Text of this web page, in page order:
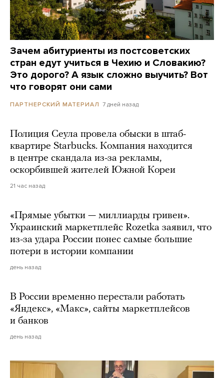
Зачем абитуриенты из постсоветских
стран едут учиться в Чехию и Словакию?
Это дорого? А язык сложно выучить? Вот
что говорят они сами
ПАРТНЕРСКИЙ МАТЕРИАЛ 7 дней назад
Полиция Сеула провела обыски в штаб-
квартире Starbucks. Компания находится
в центре скандала из-за рекламы,
оскорбившей жителей Южной Кореи
21 час назад
«Прямые убытки — миллиарды гривен».
Украинский маркетплейс Rozetka заявил, что
из-за удара России понес самые большие
потери в истории компании
день назад
В России временно перестали работать
«Яндекс», «Макс», сайты маркетплейсов
и банков
день назад